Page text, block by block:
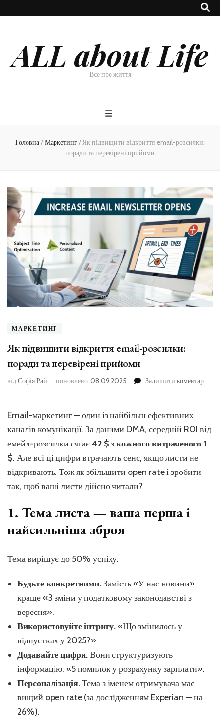
ALL about Life
Все про життя
Головна/Маркетинг/Як підвищити відкриття email-розсилки:
поради та перевірені прийоми
МАРКЕТИНГ
Як підвищити відкриття email-розсилки:
поради та перевірені прийоми
відСофія Рай поновлено 08.09.2025 Залишити коментардо
Email-маркетинг — один із найбільш ефективних
каналів комунікації. За даними DMA, середній ROI від
емейл-розсилки сягає42 $ з кожного витраченого 1
$. Але всі ці цифри втрачають сенс, якщо листи не
відкривають. Тож як збільшити open rate і зробити
так, щоб ваші листи дійсно читали?
1. Тема листа — ваша перша і
найсильніша зброя
Тема вирішує до 50% успіху.
Будьте конкретними. Замість «У нас новини»
краще «3 зміни у податковому законодавстві з
вересня».
Використовуйте інтригу.«Що змінилось у
відпустках у 2025?»
Додавайте цифри.Вони структуризують
інформацію: «5 помилок у розрахунку зарплати».
Персоналізація.Тема з іменем отримувача має
вищий open rate (за дослідженням Experian — на
26%).